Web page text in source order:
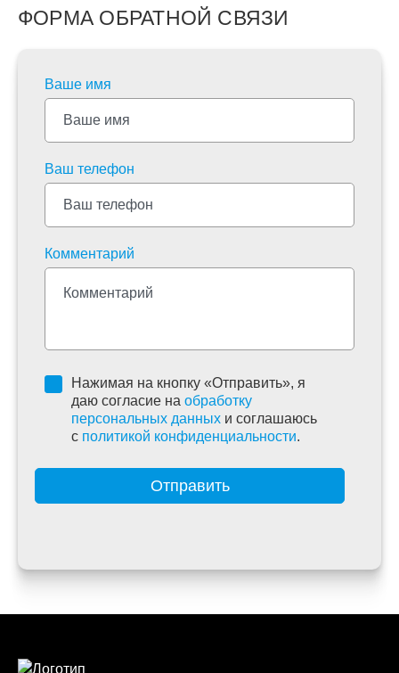
ФОРМА ОБРАТНОЙ СВЯЗИ
Ваше имя
Ваш телефон
Комментарий
Нажимая на кнопку «Отправить», я
даю согласие на обработку
персональных данных и соглашаюсь
c политикой конфиденциальности.
Отправить